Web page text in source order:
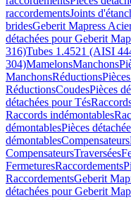
raccordementsJoints
bridesGeberit Mapress
détachées pour Geberit
316)Tubes 1.4521 (AISI
304)MamelonsManchons
ManchonsRéductions
RéductionsCoudesPièces
détachées pour Tés
Raccords indémontables
démontablesPièces
démontablesCompensateurs
CompensateursTraversées
FermeturesRaccordements
RaccordementsGeberit
détachées pour Geberit